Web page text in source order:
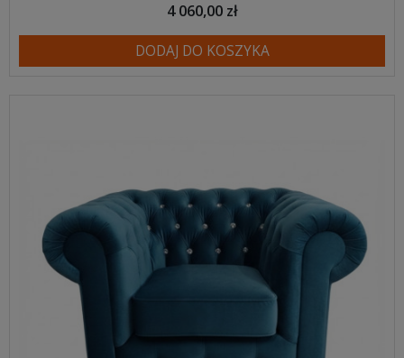
4 060,00 zł
DODAJ DO KOSZYKA